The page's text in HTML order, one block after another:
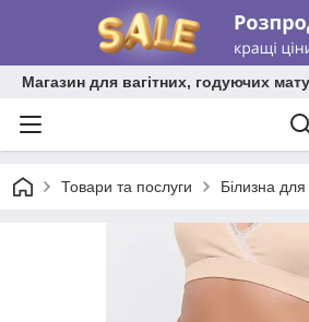
Магазин для вагітних, годуючих
Товари та послуги Білизна